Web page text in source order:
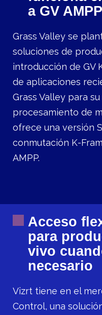
a GV AMPP
Grass Valley se
soluciones de
introducción de GV
de aplicaciones
Grass Valley para
procesamiento de
ofrece una versión
conmutación K-
AMPP.
Acceso
para
vivo
necesario
Vizrt tiene en el
Control, una